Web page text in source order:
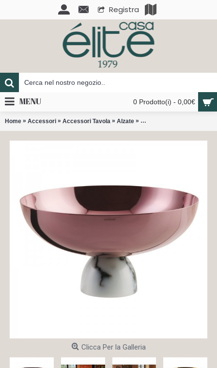
Registra
0 Prodotto(i) - 0,00€
MENU
Home » Accessori » Accessori Tavola » Alzate » Madame coppa con piede
Clicca Per la Galleria